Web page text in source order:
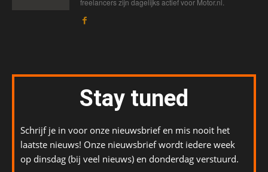
Stay tuned
Schrijf je in voor onze nieuwsbrief en mis nooit het
laatste nieuws! Onze nieuwsbrief wordt iedere week
op dinsdag (bij veel nieuws) en donderdag verstuurd.